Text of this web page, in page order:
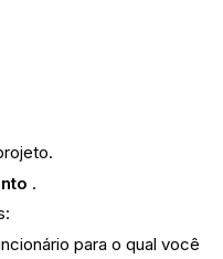
.
para o qual você